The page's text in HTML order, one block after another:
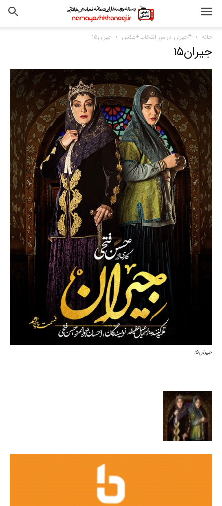
خانه #جیران در مرز انتخاب+عکس جیران۱۵
جیران۱۵
جیران۱۵